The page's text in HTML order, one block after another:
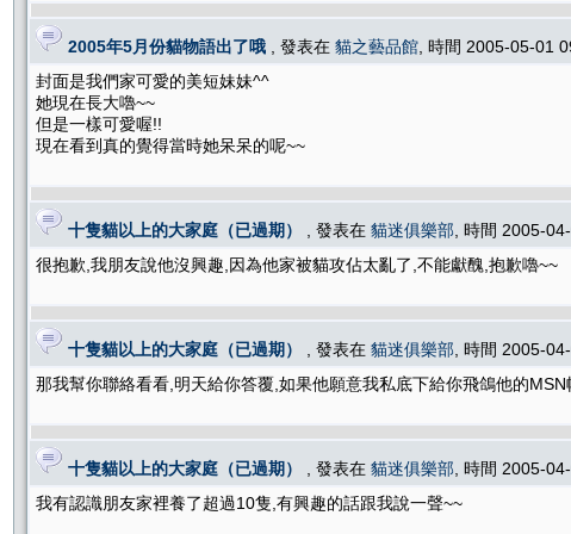
2005年5月份貓物語出了哦 , 發表在 貓之藝品館 , 時間 2005-05-01
封面是我們家可愛的美短妹妹^^
她現在長大嚕~~
但是一樣可愛喔!!
現在看到真的覺得當時她呆呆的呢~~
十隻貓以上的大家庭（已過期） , 發表在 貓迷俱樂部 , 時間 2005-
很抱歉,我朋友說他沒興趣,因為他家被貓攻佔太亂了,不能獻醜,抱歉嚕~~
十隻貓以上的大家庭（已過期） , 發表在 貓迷俱樂部 , 時間 2005-
那我幫你聯絡看看,明天給你答覆,如果他願意我私底下給你飛鴿他的MSN
十隻貓以上的大家庭（已過期） , 發表在 貓迷俱樂部 , 時間 2005-
我有認識朋友家裡養了超過10隻,有興趣的話跟我說一聲~~